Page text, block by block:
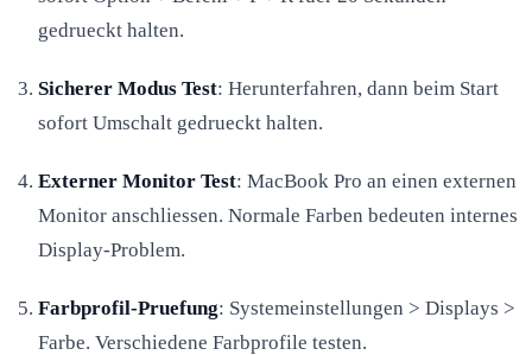
gedrueckt halten.
Sicherer Modus Test: Herunterfahren, dann beim Start
sofort Umschalt gedrueckt halten.
Externer Monitor Test: MacBook Pro an einen externen
Monitor anschliessen. Normale Farben bedeuten internes
Display-Problem.
Farbprofil-Pruefung: Systemeinstellungen > Displays >
Farbe. Verschiedene Farbprofile testen.